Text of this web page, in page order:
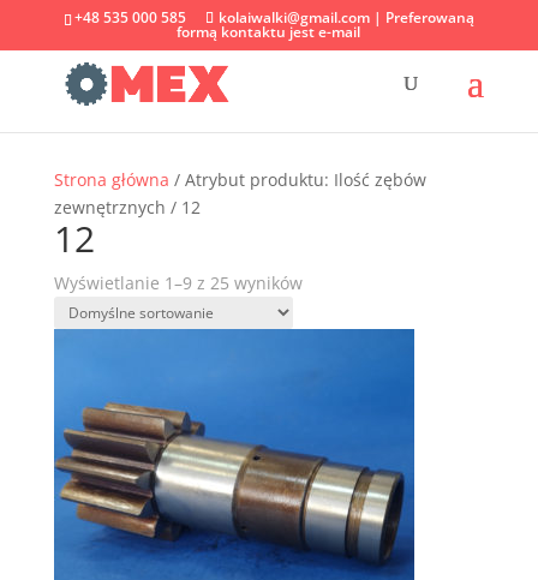
+48 535 000 585 kolaiwalki@gmail.com | Preferowaną
formą kontaktu jest e-mail
Strona główna / Atrybut produktu: Ilość zębów
zewnętrznych / 12
12
Wyświetlanie 1–9 z 25 wyników